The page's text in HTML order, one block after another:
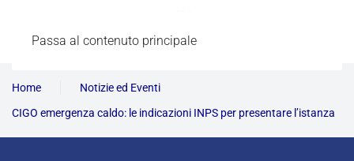
Passa al contenuto principale
Home
Notizie ed Eventi
CIGO emergenza caldo: le indicazioni INPS per presentare l’istanza